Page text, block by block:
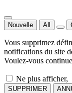
Nouvelle All
Vous supprimez
notifications du site
Voulez-vous
Ne plus afficher,
SUPPRIMER